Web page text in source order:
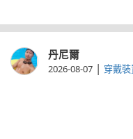
丹尼爾
2026-08-07 | 穿戴裝